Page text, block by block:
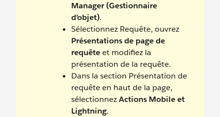
Manager (Gestionnaire
d’objet).
Sélectionnez Requête, ouvrez
Présentations de page de
requêteet modifiez la
présentation de la requête.
Dans la section Présentation de
requête en haut de la page,
sélectionnezActions Mobile et
Lightning.